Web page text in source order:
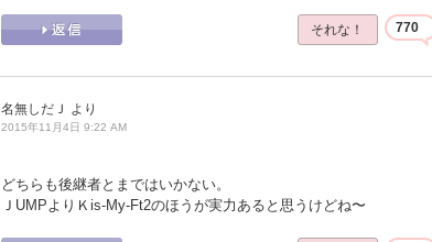
それな！ 770
名無しだＪ より
2015年11月4日 9:22 AM
どちらも後継者とまではいかない。
ＪUMPよりＫis-My-Ft2のほうが実力あると思うけどね〜